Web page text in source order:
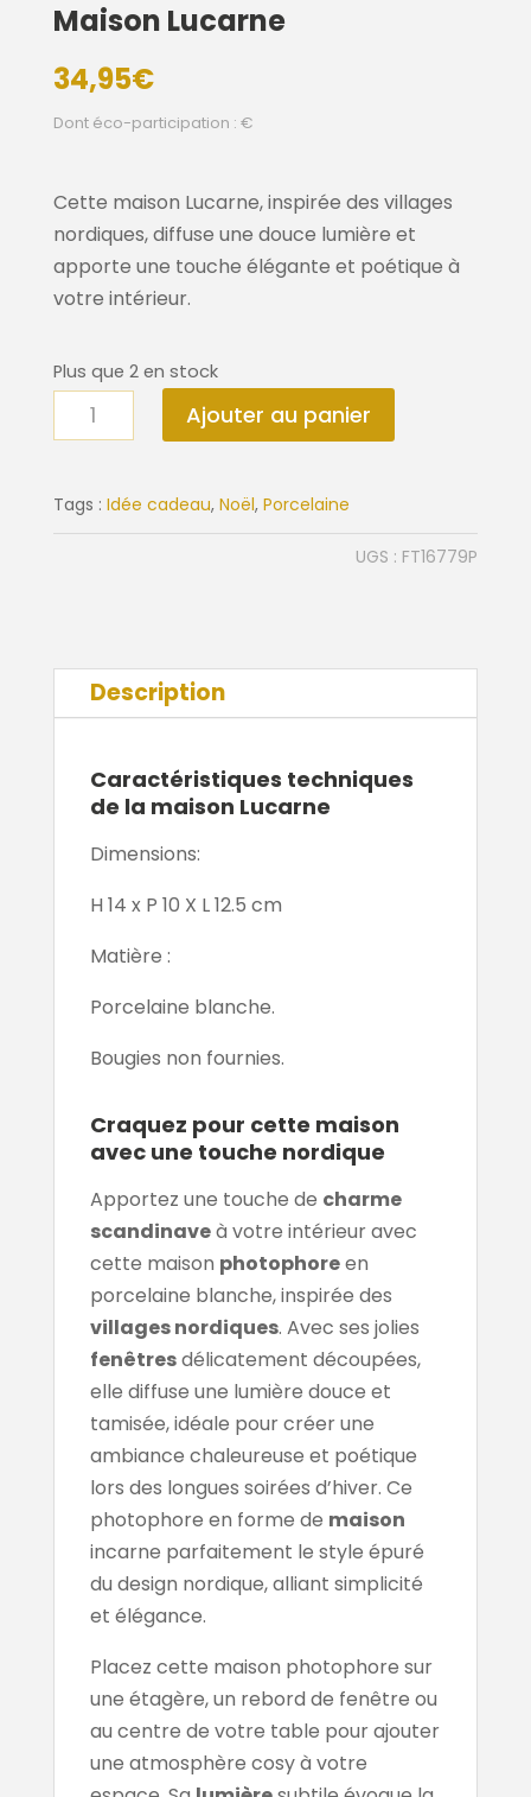
Maison Lucarne
34,95€
Dont éco-participation : €
Cette maison Lucarne, inspirée des villages
nordiques, diffuse une douce lumière et
apporte une touche élégante et poétique à
votre intérieur.
Plus que 2 en stock
quantité
de
Lucarne
Ajouter au panier
Tags : Idée cadeau, Noël, Porcelaine
UGS : FT16779P
Description
Caractéristiques techniques
de la maison Lucarne
Dimensions:
H 14 x P 10 X L 12.5 cm
Matière :
Porcelaine blanche.
Bougies non fournies.
Craquez pour cette maison
avec une touche nordique
Apportez une touche de charme
scandinaveà votre intérieur avec
cette maison photophoreen
porcelaine blanche, inspirée des
villages nordiques. Avec ses jolies
fenêtresdélicatement découpées,
elle diffuse une lumière douce et
tamisée, idéale pour créer une
ambiance chaleureuse et poétique
lors des longues soirées d’hiver. Ce
photophore en forme de maison
incarne parfaitement le style épuré
du design nordique, alliant simplicité
et élégance.
Placez cette maison photophore sur
une étagère, un rebord de fenêtre ou
au centre de votre table pour ajouter
une atmosphère cosy à votre